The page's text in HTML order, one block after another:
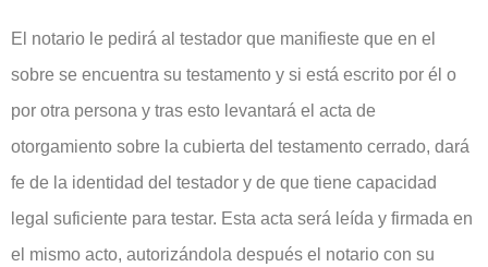
El notario le pedirá al testador que manifieste que en el
sobre se encuentra su testamento y si está escrito por él o
por otra persona y tras esto levantará el acta de
otorgamiento sobre la cubierta del testamento cerrado, dará
fe de la identidad del testador y de que tiene capacidad
legal suficiente para testar. Esta acta será leída y firmada en
el mismo acto, autorizándola después el notario con su